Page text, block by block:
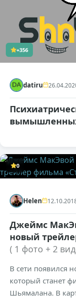
+356
datiru
0
Helen
Джеймс
новый
( 1 фото + 2
В сети появился
который станет
Шьямалана. В